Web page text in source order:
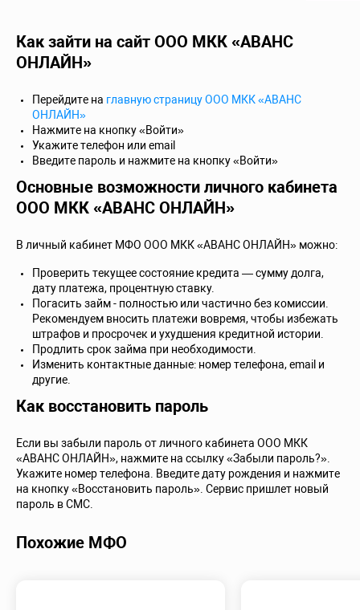
Как зайти на сайт ООО МКК «АВАНС
ОНЛАЙН»
Перейдите на главную страницу ООО МКК «АВАНС
ОНЛАЙН»
Нажмите на кнопку «Войти»
Укажите телефон или email
Введите пароль и нажмите на кнопку «Войти»
Основные возможности личного кабинета
ООО МКК «АВАНС ОНЛАЙН»
В личный кабинет МФО ООО МКК «АВАНС ОНЛАЙН» можно:
Проверить текущее состояние кредита — сумму долга,
дату платежа, процентную ставку.
Погасить займ - полностью или частично без комиссии.
Рекомендуем вносить платежи вовремя, чтобы избежать
штрафов и просрочек и ухудшения кредитной истории.
Продлить срок займа при необходимости.
Изменить контактные данные: номер телефона, email и
другие.
Как восстановить пароль
Если вы забыли пароль от личного кабинета ООО МКК
«АВАНС ОНЛАЙН», нажмите на ссылку «Забыли пароль?».
Укажите номер телефона. Введите дату рождения и нажмите
на кнопку «Восстановить пароль». Сервис пришлет новый
пароль в СМС.
Похожие МФО